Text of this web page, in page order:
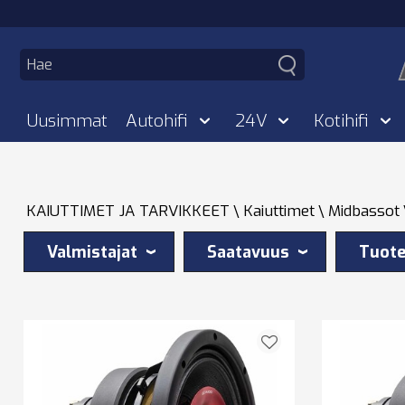
Uusimmat Autohifi 24V Kotihifi
KAIUTTIMET JA TARVIKKEET Kaiuttimet Midbassot
Valmistajat Saatavuus